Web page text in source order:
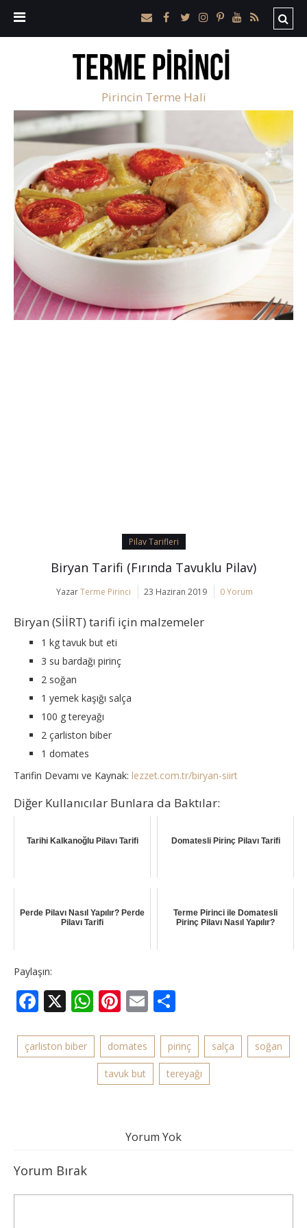
Pirincin Terme Hali
Pilav Tarifleri
Biryan Tarifi (Fırında Tavuklu Pilav)
YazarTerme Pirinci 23 Haziran 2019 0 Yorum
Biryan (SİİRT) tarifi için malzemeler
1 kg tavuk but eti
3 su bardağı pirinç
2 soğan
1 yemek kaşığı salça
100 g tereyağı
2 çarliston biber
1 domates
Tarifin Devamı ve Kaynak: lezzet.com.tr/biryan-siirt
Diğer Kullanıcılar Bunlara da Baktılar:
Tarihi Kalkanoğlu Pilavı Tarifi Domatesli Pirinç Pilavı Tarifi
Perde Pilavı Nasıl Yapılır? Perde
Pilavı Tarifi
Terme Pirinci ile Domatesli
Pirinç Pilavı Nasıl Yapılır?
Paylaşın:
Facebook
X WhatsApp
Pinterest
Email
çarliston biber domates pirinç salça soğan
tavuk but tereyağı
Yorum Yok
Yorum Bırak